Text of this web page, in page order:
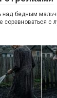
над бедным
соревноваться с